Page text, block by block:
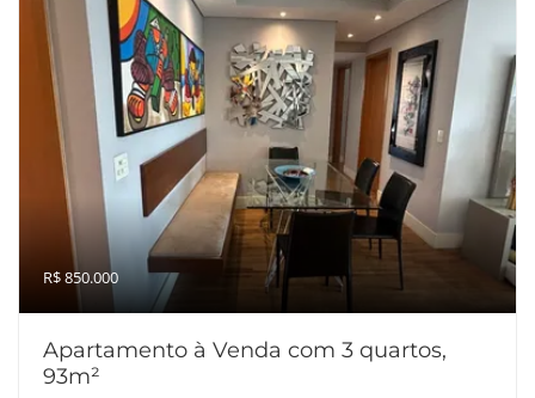
R$ 850.000
Apartamento à Venda com 3 quartos,
93m²